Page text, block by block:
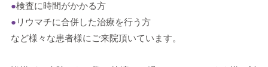
●検査に時間がかかる方
● リウマチに合併した治療を行う方
など様々な患者様にご来院頂いています。